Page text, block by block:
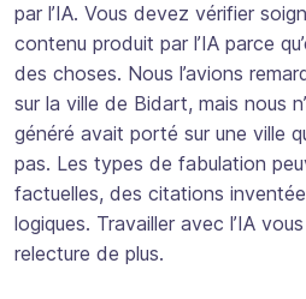
par l’IA. Vous devez vérifier
contenu produit par l’IA parce
des choses. Nous l’avions
sur la ville de Bidart, mais nous
généré avait porté sur une ville
pas. Les types de fabulation
factuelles, des citations
logiques. Travailler avec l’IA
relecture de plus.